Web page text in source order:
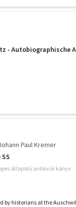
- Autobiographische
Paul Kremer
állapotú antikvár könyv
by historians at the